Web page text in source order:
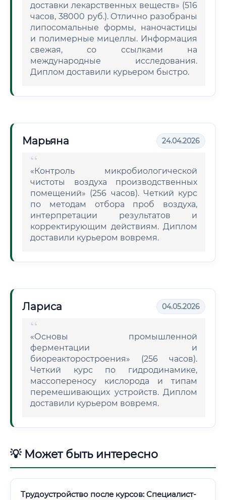
доставки лекарственных веществ» (516
часов, 38000 руб.). Отлично разобраны
липосомальные формы, наночастицы
и полимерные мицеллы. Информация
свежая, со ссылками на
международные исследования.
Диплом доставили курьером быстро.
Марьяна 24.04.2026
«Контроль микробиологической
чистоты воздуха производственных
помещений» (256 часов). Четкий курс
по методам отбора проб воздуха,
интерпретации результатов и
корректирующим действиям. Диплом
доставили курьером вовремя.
Лариса 04.05.2026
«Основы промышленной
ферментации и
биореакторостроения» (256 часов).
Четкий курс по гидродинамике,
массопереносу кислорода и типам
перемешивающих устройств. Диплом
доставили курьером вовремя.
💡 Может быть интересно
Трудоустройство после курсов: Специалист-